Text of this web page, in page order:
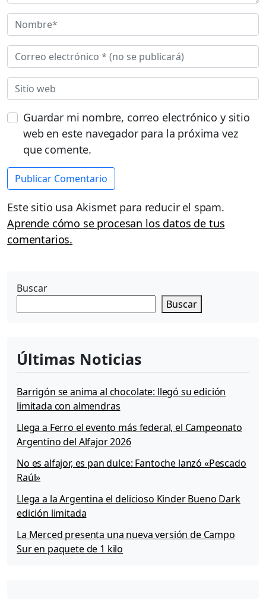
Guardar mi nombre, correo electrónico y sitio
web en este navegador para la próxima vez
que comente.
Este sitio usa Akismet para reducir el spam.
Aprende cómo se procesan los datos de tus
comentarios.
Buscar
Buscar
Últimas Noticias
Barrigón se anima al chocolate: llegó su edición
limitada con almendras
Llega a Ferro el evento más federal, el Campeonato
Argentino del Alfajor 2026
No es alfajor, es pan dulce: Fantoche lanzó «Pescado
Raúl»
Llega a la Argentina el delicioso Kinder Bueno Dark
edición limitada
La Merced presenta una nueva versión de Campo
Sur en paquete de 1 kilo